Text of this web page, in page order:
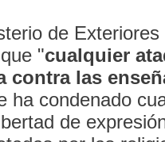
de
"cualquier
contra las
ha condenado
de